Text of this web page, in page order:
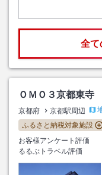
全て
ＯＭＯ３京都東
京都府 京都駅周辺
ふるさと納税対象施設
お客様アンケート評価
るるぶトラベル評価